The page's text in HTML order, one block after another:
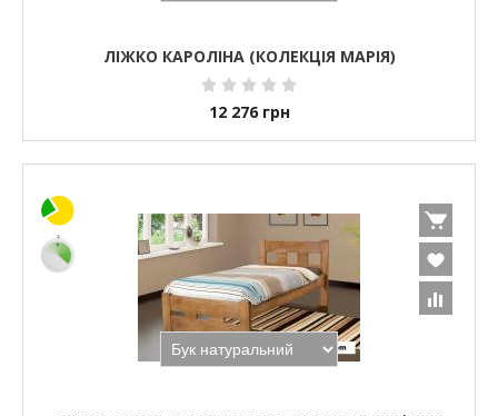
ЛІЖКО КАРОЛІНА (КОЛЕКЦІЯ МАРІЯ)
12 276 грн